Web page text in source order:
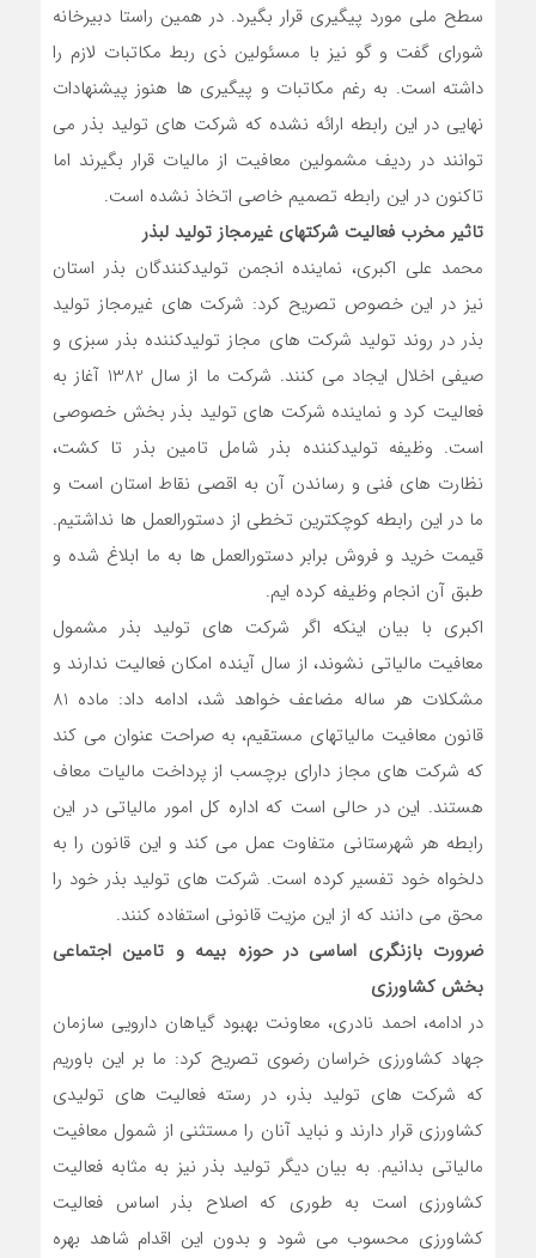
سطح ملی مورد پیگیری قرار بگیرد. در همین راستا دبیرخانه
شورای گفت و گو نیز با مسئولین ذی ربط مکاتبات لازم را
داشته است. به رغم مکاتبات و پیگیری ها هنوز پیشنهادات
نهایی در این رابطه ارائه نشده که شرکت های تولید بذر می
توانند در ردیف مشمولین معافیت از مالیات قرار بگیرند اما
تاکنون در این رابطه تصمیم خاصی اتخاذ نشده است.
تاثیر مخرب فعالیت شرکتهای غیرمجاز تولید لبذر
محمد علی اکبری، نماینده انجمن تولیدکنندگان بذر استان
نیز در این خصوص تصریح کرد: شرکت های غیرمجاز تولید
بذر در روند تولید شرکت های مجاز تولیدکننده بذر سبزی و
صیفی اخلال ایجاد می کنند. شرکت ما از سال 1382 آغاز به
فعالیت کرد و نماینده شرکت های تولید بذر بخش خصوصی
است. وظیفه تولیدکننده بذر شامل تامین بذر تا کشت،
نظارت های فنی و رساندن آن به اقصی نقاط استان است و
ما در این رابطه کوچکترین تخطی از دستورالعمل ها نداشتیم.
قیمت خرید و فروش برابر دستورالعمل ها به ما ابلاغ شده و
طبق آن انجام وظیفه کرده ایم.
اکبری با بیان اینکه اگر شرکت های تولید بذر مشمول
معافیت مالیاتی نشوند، از سال آینده امکان فعالیت ندارند و
مشکلات هر ساله مضاعف خواهد شد، ادامه داد: ماده 81
قانون معافیت مالیاتهای مستقیم، به صراحت عنوان می کند
که شرکت های مجاز دارای برچسب از پرداخت مالیات معاف
هستند. این در حالی است که اداره کل امور مالیاتی در این
رابطه هر شهرستانی متفاوت عمل می کند و این قانون را به
دلخواه خود تفسیر کرده است. شرکت های تولید بذر خود را
محق می دانند که از این مزیت قانونی استفاده کنند.
ضرورت بازنگری اساسی در حوزه بیمه و تامین اجتماعی
بخش کشاورزی
در ادامه، احمد نادری، معاونت بهبود گیاهان دارویی سازمان
جهاد کشاورزی خراسان رضوی تصریح کرد: ما بر این باوریم
که شرکت های تولید بذر، در رسته فعالیت های تولیدی
کشاورزی قرار دارند و نباید آنان را مستثنی از شمول معافیت
مالیاتی بدانیم. به بیان دیگر تولید بذر نیز به مثابه فعالیت
کشاورزی است به طوری که اصلاح بذر اساس فعالیت
کشاورزی محسوب می شود و بدون این اقدام شاهد بهره